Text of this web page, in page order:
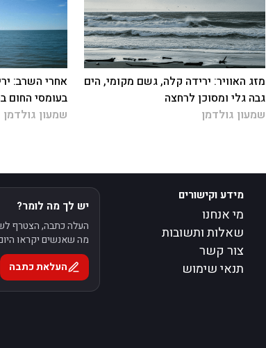
מזג האוויר: ירידה קלה, גשם מקומי, הים
גבה גלי ומסוכן לרחצה
שמעון גולדמן
אחרי השרב:
בעומסי החום
שמעון גולדמן
מידע וקישורים
מי אנחנו
שאלות ותשובות
צור קשר
תנאי שימוש
יש לך מה לומר?
העלה כתבה, הצטרף
מה שאנשים יקראו
העלאת כתבה